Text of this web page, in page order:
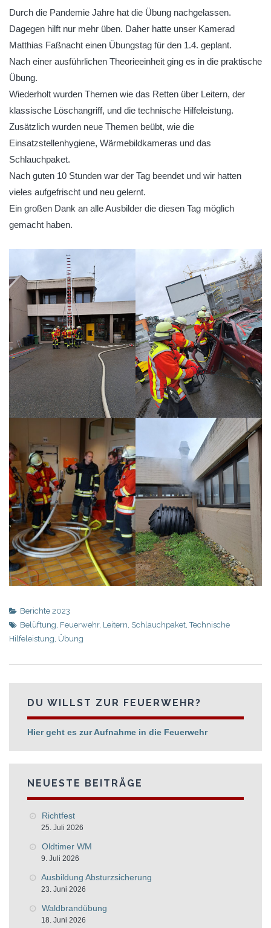
Durch die Pandemie Jahre hat die Übung nachgelassen.
Dagegen hilft nur mehr üben. Daher hatte unser Kamerad
Matthias Faßnacht einen Übungstag für den 1.4. geplant.
Nach einer ausführlichen Theorieeinheit ging es in die praktische
Übung.
Wiederholt wurden Themen wie das Retten über Leitern, der
klassische Löschangriff, und die technische Hilfeleistung.
Zusätzlich wurden neue Themen beübt, wie die
Einsatzstellenhygiene, Wärmebildkameras und das
Schlauchpaket.
Nach guten 10 Stunden war der Tag beendet und wir hatten
vieles aufgefrischt und neu gelernt.
Ein großen Dank an alle Ausbilder die diesen Tag möglich
gemacht haben.
Berichte 2023
Belüftung, Feuerwehr, Leitern, Schlauchpaket,Technische
Hilfeleistung, Übung
DU WILLST ZUR FEUERWEHR?
Hier geht es zur Aufnahme in die Feuerwehr
NEUESTE BEITRÄGE
Richtfest
25. Juli 2026
Oldtimer WM
9. Juli 2026
Ausbildung Absturzsicherung
23. Juni 2026
Waldbrandübung
18. Juni 2026